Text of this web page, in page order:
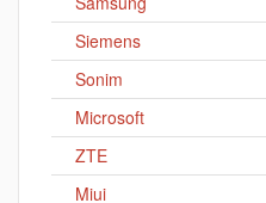
Siemens
Sonim
Microsoft
ZTE
Miui